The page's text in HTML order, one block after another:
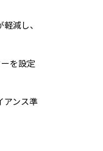
減し、
を設定
アンス準